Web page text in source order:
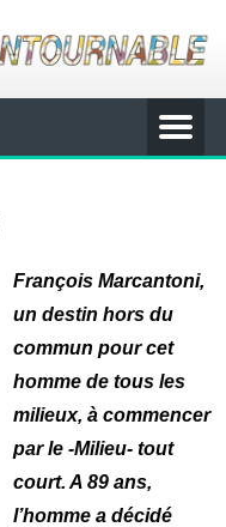
François Marcantoni,
un destin hors du
commun pour cet
homme de tous les
milieux, à commencer
par le -Milieu- tout
court. A 89 ans,
l’homme a décidé